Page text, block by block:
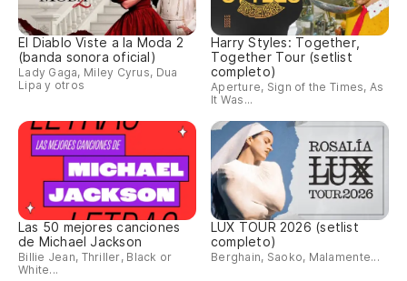
El Diablo Viste a la Moda 2
(banda sonora oficial)
Lady Gaga, Miley Cyrus, Dua
Lipa y otros
Harry Styles: Together,
Together Tour (setlist
completo)
Aperture, Sign of the Times, As
It Was...
Las 50 mejores canciones
de Michael Jackson
Billie Jean, Thriller, Black or
White...
LUX TOUR 2026 (setlist
completo)
Berghain, Saoko, Malamente...